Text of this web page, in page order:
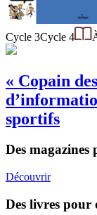
Cycle 3Cycle 4
« Copain
sportifs
Des magazines
Découvrir
Des livres